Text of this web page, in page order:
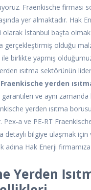
Fraenkische firması
yer almaktadır. Hak
olarak İstanbul başta
gerçekleştirmiş olduğu
ile birlikte yapmış
ısıtma sektörünün
Fraenkische yerden
ve aynı zamanda
yerden ısıtma
a ve PE-RT
detaylı bilgiye ulaşmak için
adına Hak Enerji
Yerden